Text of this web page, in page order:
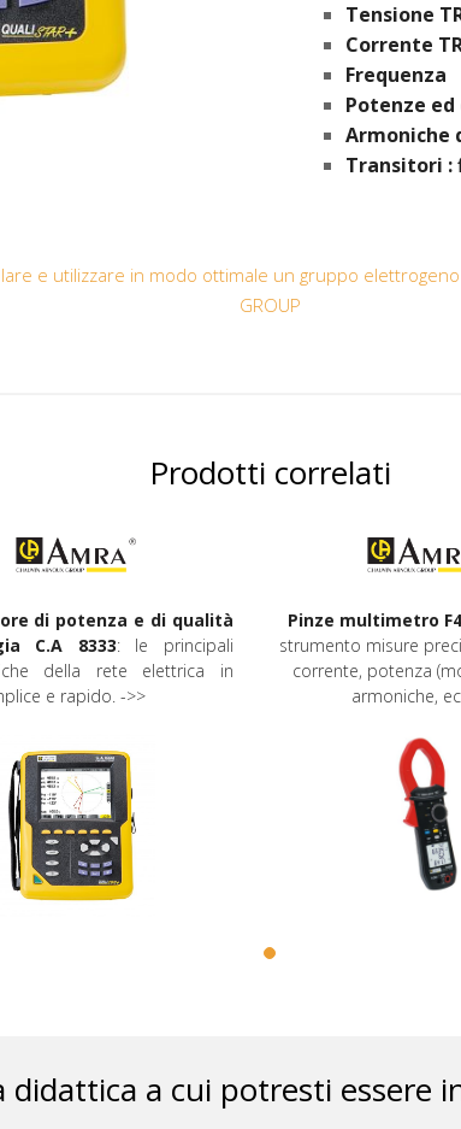
Tensione
Corrente
Frequenza
Potenze
Armoniche
Transitori :
e utilizzare in modo ottimale un gruppo elettrogeno
GROUP
Prodotti correlati
di potenza e di qualità
C.A 8333: le principali
della rete elettrica in
e rapido. ->>
Pinze multimetro
strumento misure
corrente, potenza
armoniche,
didattica a cui potresti essere